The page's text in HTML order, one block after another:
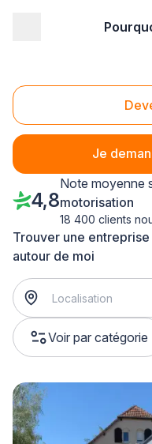
Je
Automatisme -
Trouver une
autour de moi
Voir par catégorie
4,8
Note moyenne
motorisation
18 400 clients